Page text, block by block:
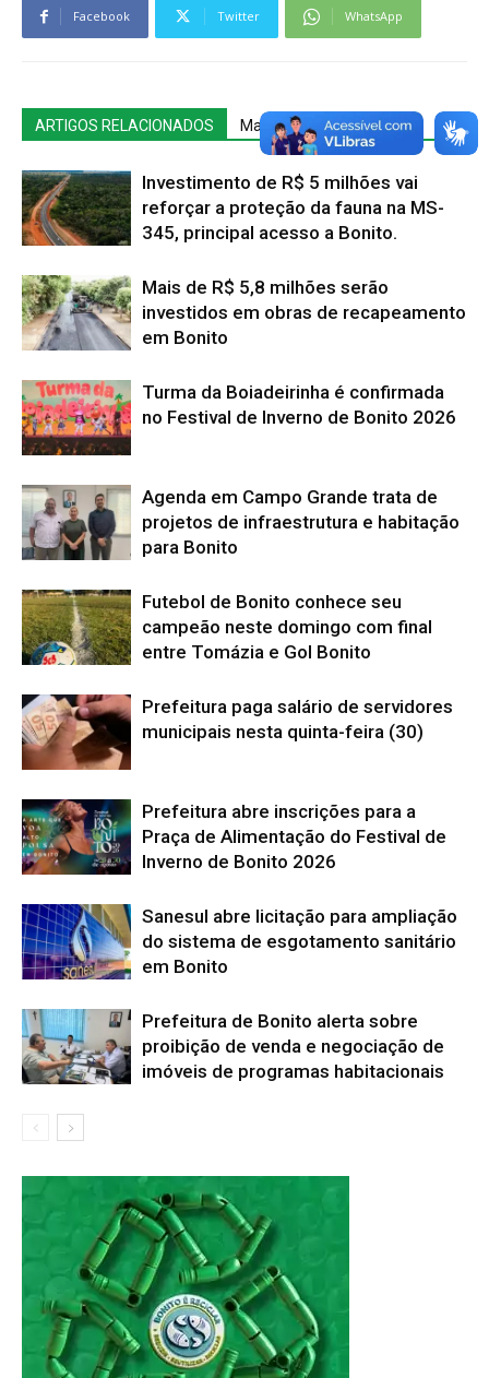
Facebook Twitter WhatsApp
ARTIGOS RELACIONADOS Mais do autor
Investimento de R$ 5 milhões vai
reforçar a proteção da fauna na MS-
345, principal acesso a Bonito.
Mais de R$ 5,8 milhões serão
investidos em obras de recapeamento
em Bonito
Turma da Boiadeirinha é confirmada
no Festival de Inverno de Bonito 2026
Agenda em Campo Grande trata de
projetos de infraestrutura e habitação
para Bonito
Futebol de Bonito conhece seu
campeão neste domingo com final
entre Tomázia e Gol Bonito
Prefeitura paga salário de servidores
municipais nesta quinta-feira (30)
Prefeitura abre inscrições para a
Praça de Alimentação do Festival de
Inverno de Bonito 2026
Sanesul abre licitação para ampliação
do sistema de esgotamento sanitário
em Bonito
Prefeitura de Bonito alerta sobre
proibição de venda e negociação de
imóveis de programas habitacionais